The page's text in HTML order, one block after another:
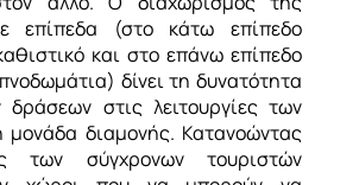
επίπεδα (στο κάτω επίπεδο
και στο επάνω επίπεδο
δίνει τη δυνατότητα
δράσεων στις λειτουργίες των
διαμονής. Κατανοώντας
των σύγχρονων τουριστών